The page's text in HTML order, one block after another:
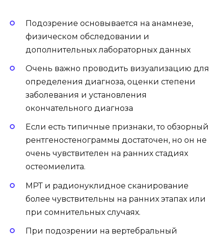
Подозрение основывается на анамнезе,
физическом обследовании и
дополнительных лабораторных данных
Очень важно проводить визуализацию для
определения диагноза, оценки степени
заболевания и установления
окончательного диагноза
Если есть типичные признаки, то обзорный
рентгеностенограммы достаточен, но он не
очень чувствителен на ранних стадиях
остеомиелита.
МРТ и радионуклидное сканирование
более чувствительны на ранних этапах или
при сомнительных случаях.
При подозрении на вертебральный